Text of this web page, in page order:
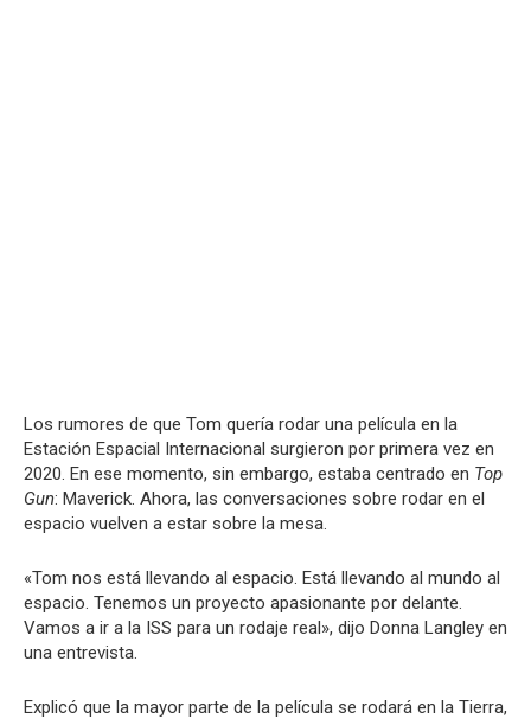
Los rumores de que Tom quería rodar una película en la
Estación Espacial Internacional surgieron por primera vez en
2020. En ese momento, sin embargo, estaba centrado en Top
Gun: Maverick. Ahora, las conversaciones sobre rodar en el
espacio vuelven a estar sobre la mesa.
«Tom nos está llevando al espacio. Está llevando al mundo al
espacio. Tenemos un proyecto apasionante por delante.
Vamos a ir a la ISS para un rodaje real», dijo Donna Langley en
una entrevista.
Explicó que la mayor parte de la película se rodará en la Tierra,